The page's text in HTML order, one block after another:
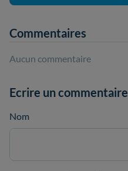
Commentaires
Aucun commentaire
Ecrire un commentaire
Nom